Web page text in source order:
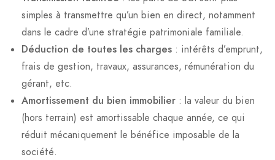
simples à transmettre qu’un bien en direct, notamment
dans le cadre d’une stratégie patrimoniale familiale.
Déduction de toutes les charges : intérêts d’emprunt,
frais de gestion, travaux, assurances, rémunération du
gérant, etc.
Amortissement du bien immobilier : la valeur du bien
(hors terrain) est amortissable chaque année, ce qui
réduit mécaniquement le bénéfice imposable de la
société.